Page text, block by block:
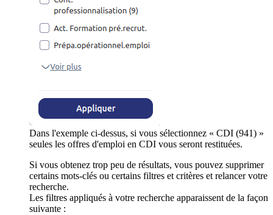
Dans l'exemple ci-dessus, si vous sélectionnez « CDI (941) »
seules les offres d'emploi en CDI vous seront restituées.
Si vous obtenez trop peu de résultats, vous pouvez supprimer
certains mots-clés ou certains filtres et critères et relancer votre
recherche.
Les filtres appliqués à votre recherche apparaissent de la façon
suivante :